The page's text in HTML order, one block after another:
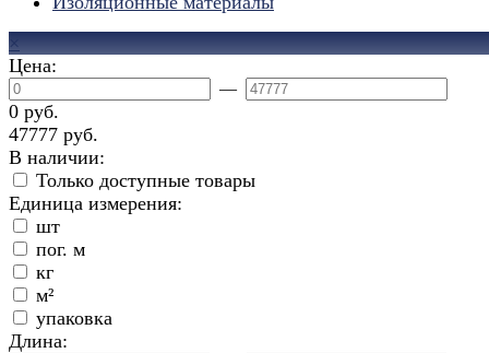
×
Цена:
—
0 руб.
47777 руб.
В наличии:
Только доступные товары
Единица измерения:
шт
пог. м
кг
м²
упаковка
Длина: